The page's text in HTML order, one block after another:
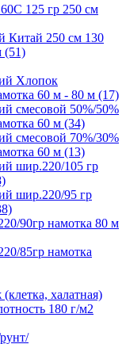
125 гр 250 см
Китай 250 см 130
(51)
Хлопок
60 м - 80 м (17)
смесовой 50%/50%
60 м (34)
смесовой 70%/30%
60 м (13)
шир.220/105 гр
шир.220/95 гр
90гр намотка 80 м
85гр намотка
халатная)
180 г/м2